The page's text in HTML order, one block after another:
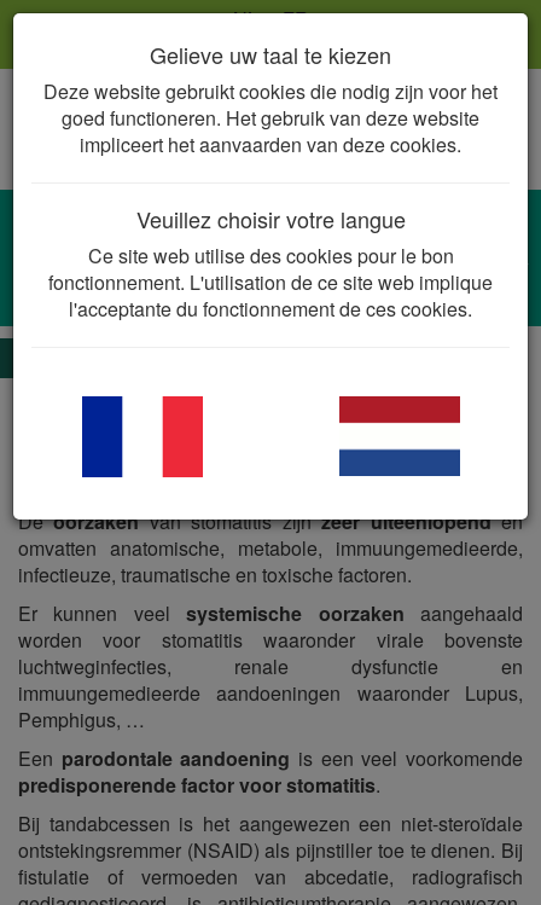
NL FR
Infecties van de mondholte
Gram-negatieve anaëroben en Gram-
positieve aërobe kokken
Stomatitis is een uitgebreide ontsteking van de mucosa
waarbij alle structuren in de mondholte betrokken kunnen
zijn. De ontsteking kan zich ook uitbreiden naar
onderliggende submucosale weefsels.
Deoorzakenvan stomatitis zijnzeer uiteenlopenden
omvatten anatomische, metabole, immuungemedieerde,
infectieuze, traumatische en toxische factoren.
Er kunnen veelsystemische oorzaken aangehaald
worden voor stomatitis waaronder virale bovenste
luchtweginfecties, renale dysfunctie en
immuungemedieerde aandoeningen waaronder Lupus,
Pemphigus, …
Een parodontale aandoening is een veel voorkomende
predisponerende factor voor stomatitis.
Bij tandabcessen is het aangewezen een niet-steroïdale
ontstekingsremmer (NSAID) als pijnstiller toe te dienen. Bij
fistulatie of vermoeden van abcedatie, radiografisch
Gelieve uw taal te kiezen
Deze website gebruikt cookies die nodig zijn voor het
goed functioneren. Het gebruik van deze website
impliceert het aanvaarden van deze cookies.
Veuillez choisir votre langue
Ce site web utilise des cookies pour le bon
fonctionnement. L'utilisation de ce site web implique
l'acceptante du fonctionnement de ces cookies.